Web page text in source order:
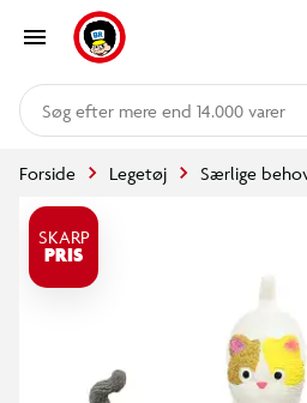
mere end 14.000 varer
Forside Legetøj Særlige
SKARP
PRIS